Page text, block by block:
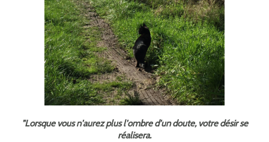
"Lorsque vous n'aurez plus l'ombre d'un doute, votre désir se
réalisera.